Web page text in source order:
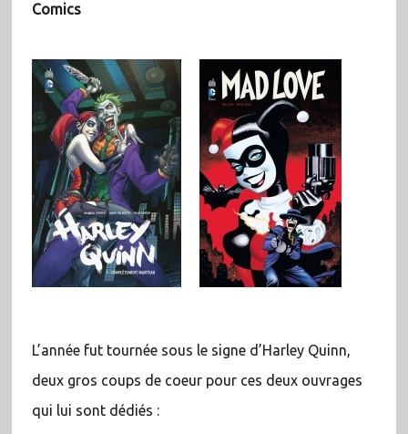
Comics
L’année fut tournée sous le signe d’Harley Quinn,
deux gros coups de coeur pour ces deux ouvrages
qui lui sont dédiés :